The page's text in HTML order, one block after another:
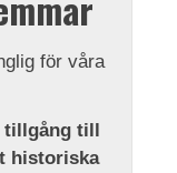
för våra
tillgång till
historiska